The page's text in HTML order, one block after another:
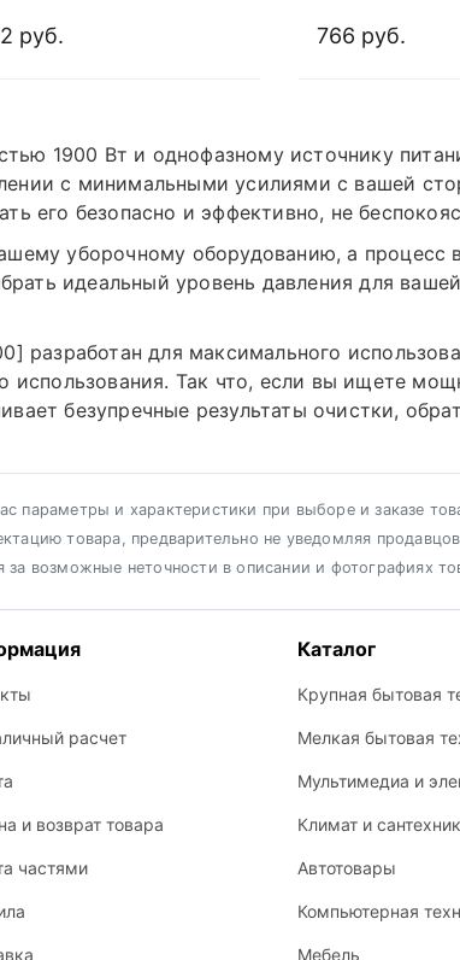
воды на входе: 50 °С
руб. 766 руб.
1900 Вт и однофазному источнику
с минимальными усилиями с вашей
его безопасно и эффективно, не
уборочному оборудованию, а
идеальный уровень давления для
разработан для максимального
использования. Так что, если вы ищете
безупречные результаты очистки,
параметры и характеристики при выборе и заказе
товара, предварительно не уведомляя
возможные неточности в описании и фотографиях
расчет
и возврат товара
частями
Каталог
Крупная бытовая
Мелкая бытовая
Мультимедиа и
Климат и
Автотовары
Компьютерная
Мебель